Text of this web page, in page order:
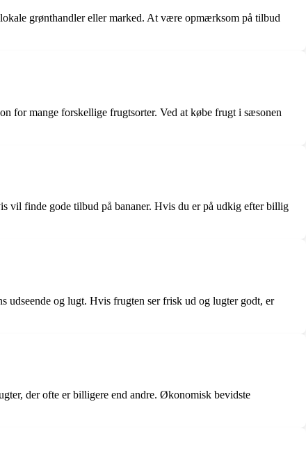
grønthandler eller marked. At være opmærksom på tilbud
for mange forskellige frugtsorter. Ved at købe frugt i sæsonen
vil finde gode tilbud på bananer. Hvis du er på udkig efter billig
og lugt. Hvis frugten ser frisk ud og lugter godt, er
der ofte er billigere end andre. Økonomisk bevidste